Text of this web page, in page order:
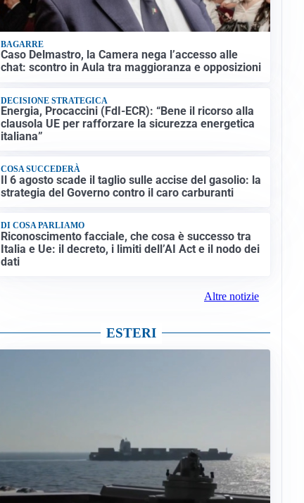
BAGARRE
Caso Delmastro, la Camera nega l’accesso alle
chat: scontro in Aula tra maggioranza e opposizioni
DECISIONE STRATEGICA
Energia, Procaccini (FdI-ECR): “Bene il ricorso alla
clausola UE per rafforzare la sicurezza energetica
italiana”
COSA SUCCEDERÀ
Il 6 agosto scade il taglio sulle accise del gasolio: la
strategia del Governo contro il caro carburanti
DI COSA PARLIAMO
Riconoscimento facciale, che cosa è successo tra
Italia e Ue: il decreto, i limiti dell’AI Act e il nodo dei
dati
Altre notizie
ESTERI